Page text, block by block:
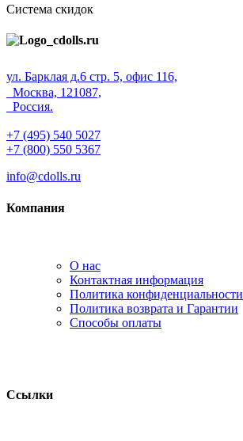
Система скидок
ул. Барклая д.6 стр. 5, офис 116,
Москва, 121087,
Россия.
+7 (495) 540 5027
+7 (800) 550 5367
info@cdolls.ru
Компания
О нас
Контактная информация
Политика конфиденциальности
Политика возврата и Гарантии
Способы оплаты
Ссылки